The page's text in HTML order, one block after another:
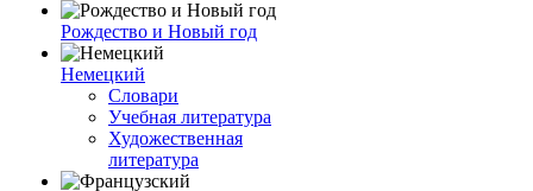
Рождество и Новый год
Немецкий
Словари
Учебная литература
Художественная
литература